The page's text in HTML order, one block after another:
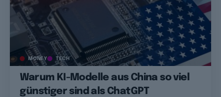
MONEY TECH
Warum KI-Modelle aus China so viel
günstiger sind als ChatGPT